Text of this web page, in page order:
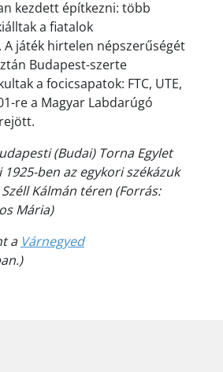
kezdett építkezni: több
a fiatalok
játék hirtelen népszerűségét
Budapest-szerte
a focicsapatok: FTC, UTE,
re a Magyar Labdarúgó
(Budai) Torna Egylet
1925-ben az egykori székázuk
Kálmán téren (Forrás:
Mária)
a Várnegyed